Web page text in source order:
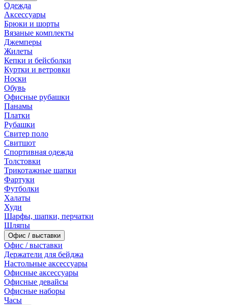
Одежда
Аксессуары
Брюки и шорты
Вязаные комплекты
Джемперы
Жилеты
Кепки и бейсболки
Куртки и ветровки
Носки
Обувь
Офисные рубашки
Панамы
Платки
Рубашки
Свитер поло
Свитшот
Спортивная одежда
Толстовки
Трикотажные шапки
Фартуки
Футболки
Халаты
Худи
Шарфы, шапки, перчатки
Шляпы
Офис / выставки
Офис / выставки
Держатели для бейджа
Настольные аксессуары
Офисные аксессуары
Офисные девайсы
Офисные наборы
Часы